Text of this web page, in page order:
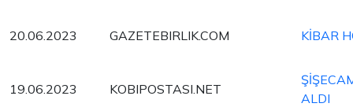
20.06.2023 GAZETEBIRLIK.COM KİBAR
19.06.2023 KOBIPOSTASI.NET
ALDI